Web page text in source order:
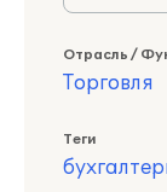
Отрасль /
Торговля
Теги